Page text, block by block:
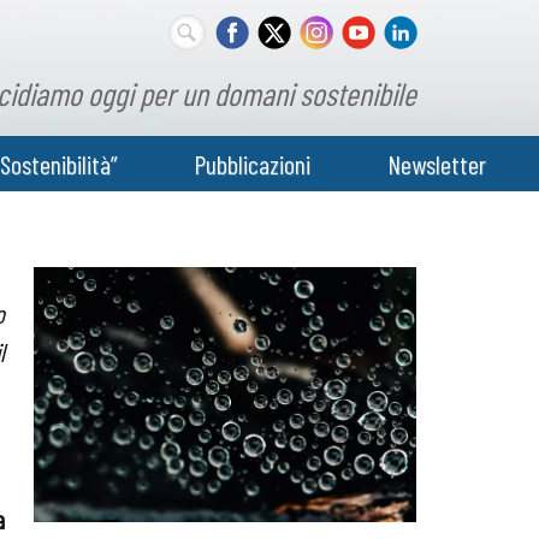
oggi per un domani sostenibile
Pubblicazioni Newsletter